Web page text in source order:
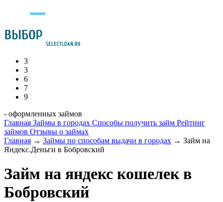
3
3
6
7
9
- оформленных займов
Главная Займы в городах Способы получить займ Рейтинг
займов Отзывы о займах
Главная → Займы по способам выдачи в городах → Займ на
Яндекс.Деньги в Бобровский
Займ на яндекс кошелек в
Бобровский